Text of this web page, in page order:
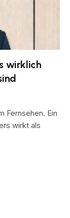
wirklich
Fernsehen. Ein
wirkt als